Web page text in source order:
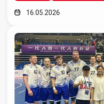
16.05.2026